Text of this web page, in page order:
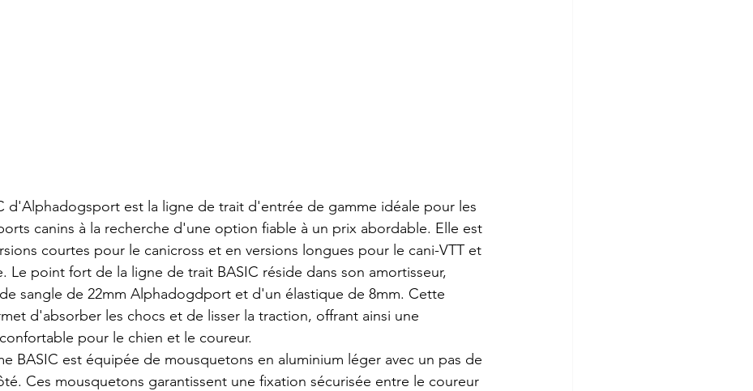
d'Alphadogsport est la ligne de trait d'entrée de gamme idéale pour les
canins à la recherche d'une option fiable à un prix abordable. Elle est
courtes pour le canicross et en versions longues pour le cani-VTT et
Le point fort de la ligne de trait BASIC réside dans son amortisseur,
sangle de 22mm Alphadogdport et d'un élastique de 8mm. Cette
d'absorber les chocs et de lisser la traction, offrant ainsi une
pour le chien et le coureur.
BASIC est équipée de mousquetons en aluminium léger avec un pas de
Ces mousquetons garantissent une fixation sécurisée entre le coureur